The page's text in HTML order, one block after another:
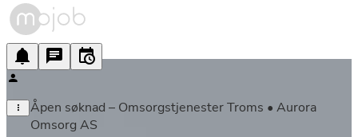
Åpen søknad – Omsorgstjenester Troms • Aurora
Omsorg AS